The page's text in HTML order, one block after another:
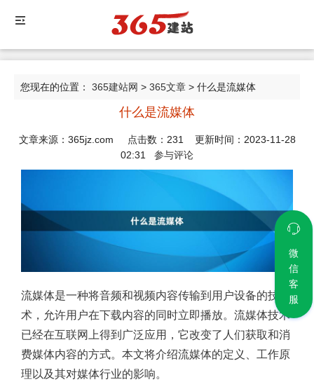
您现在的位置： 365建站网 > 365文章 > 什么是流媒体
什么是流媒体
文章来源：365jz.com 点击数： 231
更新时间：2023-11-28
02:31 参与评论
流媒体是一种将音频和视频内容传输到用户设备的技
术，允许用户在下载内容的同时立即播放。流媒体技术
已经在互联网上得到广泛应用，它改变了人们获取和消
费媒体内容的方式。本文将介绍流媒体的定义、工作原
理以及其对媒体行业的影响。
微
信
客
服